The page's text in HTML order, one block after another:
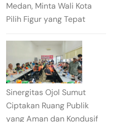
Medan, Minta Wali Kota
Pilih Figur yang Tepat
Sinergitas Ojol Sumut
Ciptakan Ruang Publik
yang Aman dan Kondusif